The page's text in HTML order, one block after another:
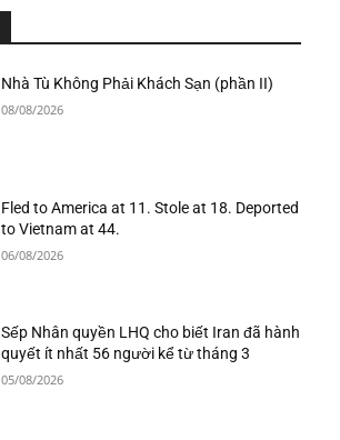
Nhà Tù Không Phải Khách Sạn (phần II)
08/08/2026
Fled to America at 11. Stole at 18. Deported
to Vietnam at 44.
06/08/2026
Sếp Nhân quyền LHQ cho biết Iran đã hành
quyết ít nhất 56 người kể từ tháng 3
05/08/2026